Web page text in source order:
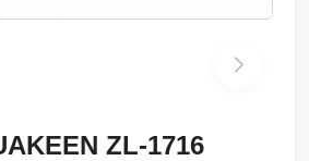
ZL-1716